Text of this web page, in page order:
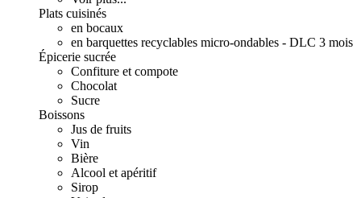
Plats cuisinés
en bocaux
en barquettes recyclables micro-ondables - DLC 3 mois
Épicerie sucrée
Confiture et compote
Chocolat
Sucre
Boissons
Jus de fruits
Vin
Bière
Alcool et apéritif
Sirop